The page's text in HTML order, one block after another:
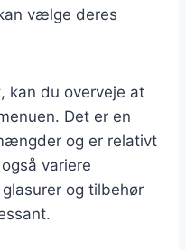
vælge deres
kan du overveje at
Det er en
og er relativt
variere
og tilbehør